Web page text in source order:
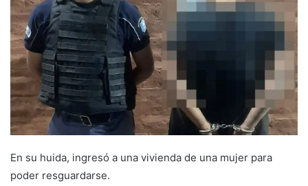
En su huida, ingresó a una vivienda de una mujer para
poder resguardarse.